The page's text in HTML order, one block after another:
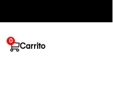
Carrito
0